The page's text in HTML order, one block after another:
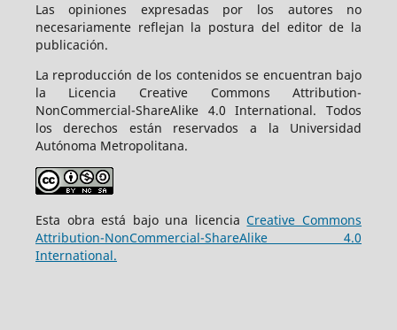
Las opiniones expresadas por los autores no
necesariamente reflejan la postura del editor de la
publicación.
La reproducción de los contenidos se encuentran bajo
la Licencia Creative Commons Attribution-
NonCommercial-ShareAlike 4.0 International. Todos
los derechos están reservados a la Universidad
Autónoma Metropolitana.
Esta obra está bajo una licenciaCreative Commons
Attribution-NonCommercial-ShareAlike 4.0
International.